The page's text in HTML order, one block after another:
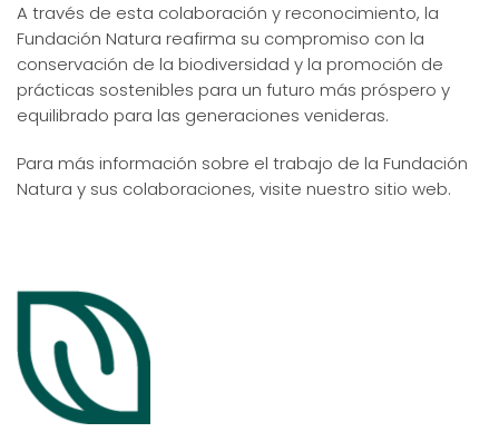
A través de esta colaboración y reconocimiento, la
Fundación Natura reafirma su compromiso con la
conservación de la biodiversidad y la promoción de
prácticas sostenibles para un futuro más próspero y
equilibrado para las generaciones venideras.
Para más información sobre el trabajo de la Fundación
Natura y sus colaboraciones, visite nuestro sitio web.